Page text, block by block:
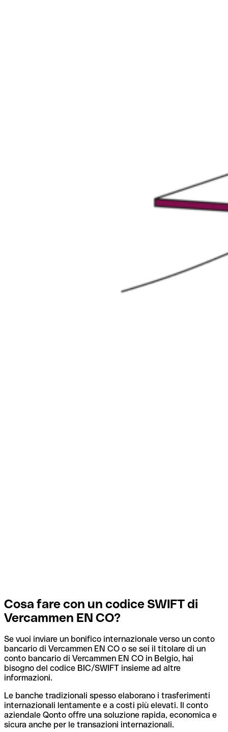
Cosa fare con un codice SWIFT di
Vercammen EN CO?
Se vuoi inviare un bonifico internazionale verso un conto
bancario di Vercammen EN CO o se sei il titolare di un
conto bancario di Vercammen EN CO in Belgio, hai
bisogno del codice BIC/SWIFT insieme ad altre
informazioni.
Le banche tradizionali spesso elaborano i trasferimenti
internazionali lentamente e a costi più elevati. Il conto
aziendale Qonto offre una soluzione rapida, economica e
sicura anche per le transazioni internazionali.